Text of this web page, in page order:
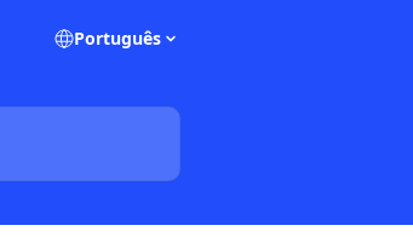
Português